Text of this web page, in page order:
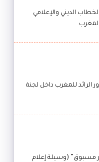
الديني والإعلامي
الرائد للمغرب داخل لجنة
“غير مسبوق” (وسيلة إعلام